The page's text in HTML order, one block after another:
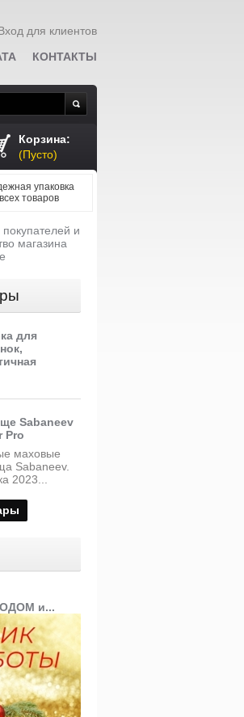
для клиентов
Корзина:
(Пусто)
КОНТАКТЫ
упаковка
всех товаров
для
Sabaneev
Pro
маховые
Sabaneev.
2023...
и...